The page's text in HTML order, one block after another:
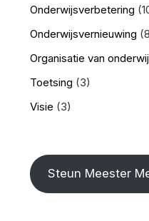
Onderwijsverbetering
Onderwijsvernieuwing
Organisatie van
Toetsing (3)
Visie (3)
Steun Meester